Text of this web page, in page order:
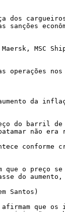
dos
as sanções
MSC
operações
da
do barril de
não era
conforme
que o preço
do